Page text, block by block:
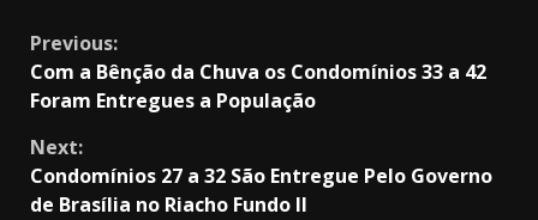
Continue
Reading
Previous:
Com a Bênção da Chuva os Condomínios 33 a 42
Foram Entregues a População
Next:
Condomínios 27 a 32 São Entregue Pelo Governo
de Brasília no Riacho Fundo II